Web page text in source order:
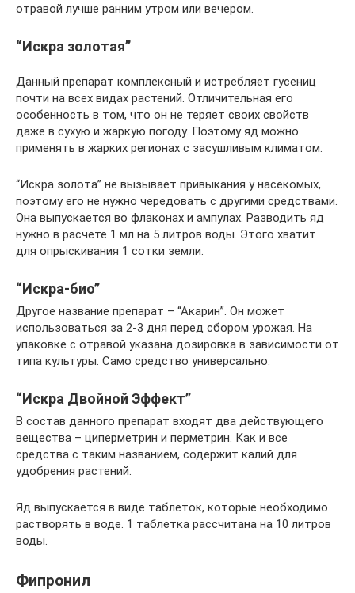
отравой лучше ранним утром или вечером.
“Искра золотая”
Данный препарат комплексный и истребляет гусениц
почти на всех видах растений. Отличительная его
особенность в том, что он не теряет своих свойств
даже в сухую и жаркую погоду. Поэтому яд можно
применять в жарких регионах с засушливым климатом.
“Искра золота” не вызывает привыкания у насекомых,
поэтому его не нужно чередовать с другими средствами.
Она выпускается во флаконах и ампулах. Разводить яд
нужно в расчете 1 мл на 5 литров воды. Этого хватит
для опрыскивания 1 сотки земли.
“Искра-био”
Другое название препарат – “Акарин”. Он может
использоваться за 2-3 дня перед сбором урожая. На
упаковке с отравой указана дозировка в зависимости от
типа культуры. Само средство универсально.
“Искра Двойной Эффект”
В состав данного препарат входят два действующего
вещества – циперметрин и перметрин. Как и все
средства с таким названием, содержит калий для
удобрения растений.
Яд выпускается в виде таблеток, которые необходимо
растворять в воде. 1 таблетка рассчитана на 10 литров
воды.
Фипронил